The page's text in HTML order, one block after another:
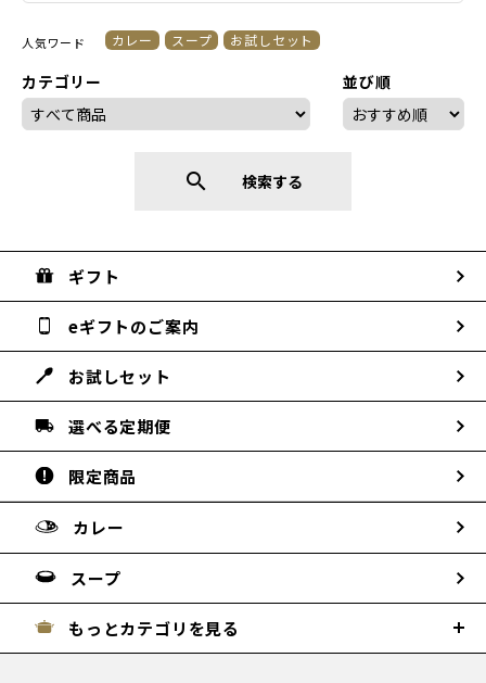
カテゴリー
人気ワード カレー スープ お試しセット
並び順
search 検索する
ギフト
eギフトのご案内
お試しセット
選べる定期便
限定商品
カレー
スープ
もっとカテゴリを見る